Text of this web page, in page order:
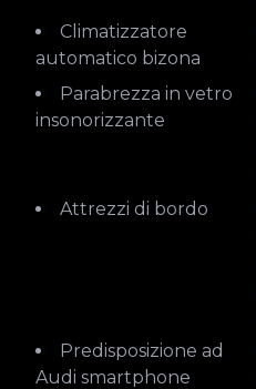
Climatizzatore
automatico bizona
Parabrezza in vetro
insonorizzante
Attrezzi di bordo
Predisposizione ad
Audi smartphone